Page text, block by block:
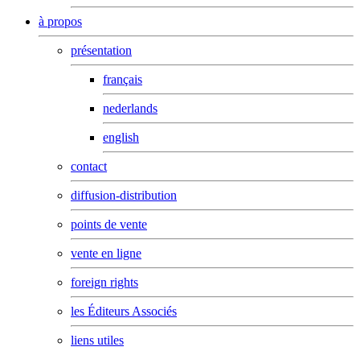
à propos
présentation
français
nederlands
english
contact
diffusion-distribution
points de vente
vente en ligne
foreign rights
les Éditeurs Associés
liens utiles